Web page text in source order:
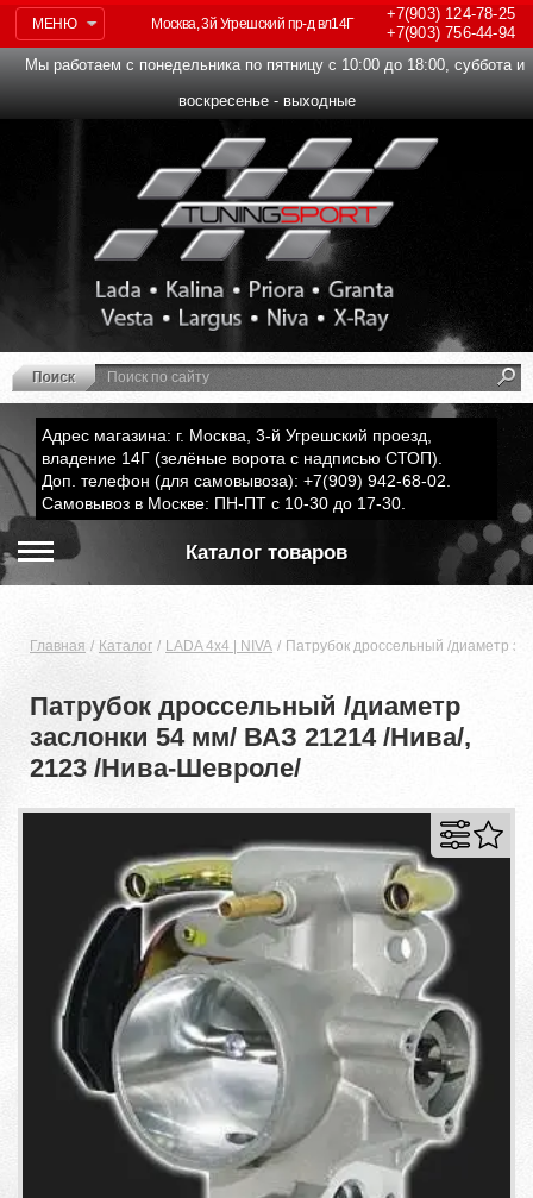
МЕНЮ
+7(903)124-78-25
+7(903)756-44-94
Москва, 3й Угрешский пр-д вл14Г
Мы работаем с понедельника по пятницу с 10:00 до 18:00, суббота и
воскресенье - выходные
Адрес магазина: г. Москва, 3-й Угрешский проезд,
владение 14Г (зелёные ворота с надписью СТОП).
Доп. телефон (для самовывоза): +7(909) 942-68-02.
Самовывоз в Москве: ПН-ПТ с 10-30 до 17-30.
Каталог товаров
Главная Каталог LADA 4x4 | NIVA Патрубок дроссельный /диаметр
Патрубок дроссельный /диаметр
заслонки 54 мм/ ВАЗ 21214 /Нива/,
2123 /Нива-Шевроле/